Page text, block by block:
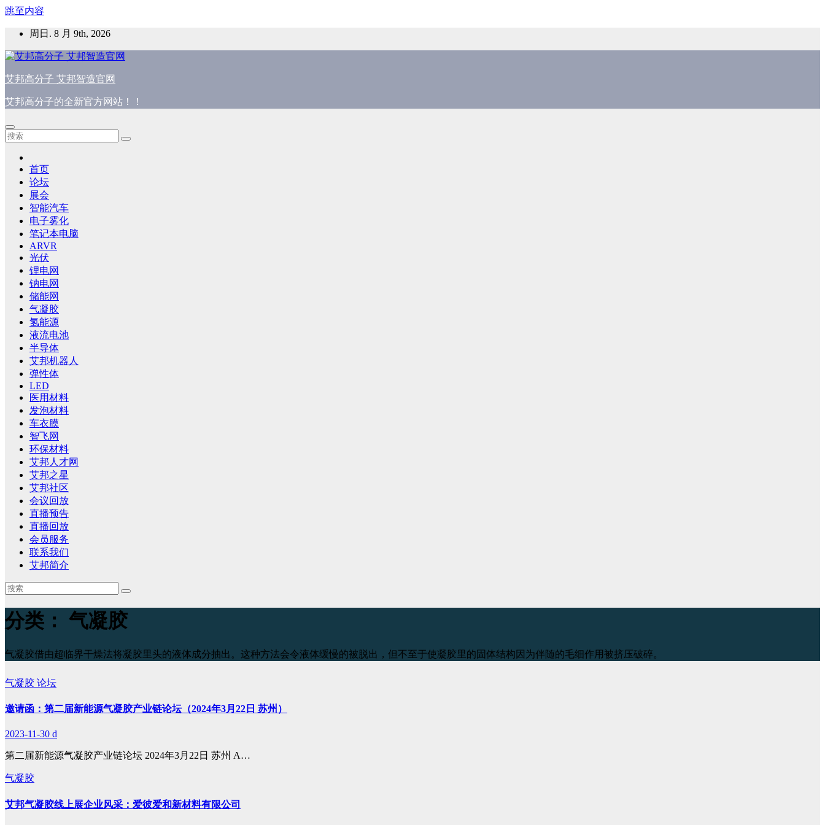
跳至内容
周日. 8 月 9th, 2026
艾邦高分子 艾邦智造官网
艾邦高分子的全新官方网站！！
首页
论坛
展会
智能汽车
电子雾化
笔记本电脑
ARVR
光伏
锂电网
钠电网
储能网
气凝胶
氢能源
液流电池
半导体
艾邦机器人
弹性体
LED
医用材料
发泡材料
车衣膜
智飞网
环保材料
艾邦人才网
艾邦之星
艾邦社区
会议回放
直播预告
直播回放
会员服务
联系我们
艾邦简介
分类： 气凝胶
气凝胶借由超临界干燥法将凝胶里头的液体成分抽出。这种方法会令液体缓慢的被脱出，但不至于使凝胶里的固体结构因为伴随的毛细作用被挤压破碎。
气凝胶 论坛
邀请函：第二届新能源气凝胶产业链论坛（2024年3月22日 苏州）
2023-11-30 d
第二届新能源气凝胶产业链论坛 2024年3月22日 苏州 A…
气凝胶
艾邦气凝胶线上展企业风采：爱彼爱和新材料有限公司